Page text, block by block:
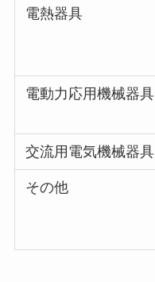
電熱器具
電動力応用機械器具
交流用電気機械器具
その他